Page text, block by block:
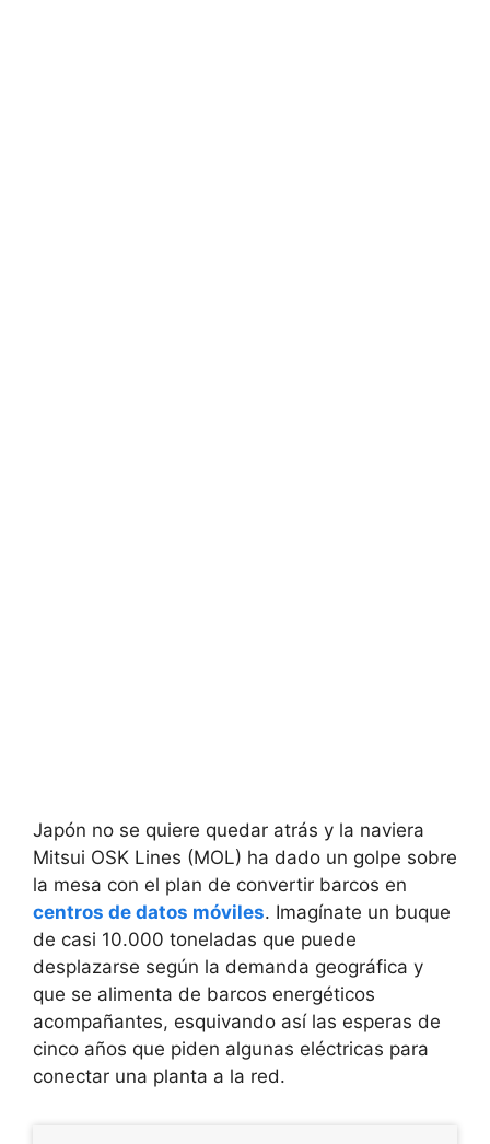
Japón no se quiere quedar atrás y la naviera
Mitsui OSK Lines (MOL) ha dado un golpe sobre
la mesa con el plan de convertir barcos en
centros de datos móviles. Imagínate un buque
de casi 10.000 toneladas que puede
desplazarse según la demanda geográfica y
que se alimenta de barcos energéticos
acompañantes, esquivando así las esperas de
cinco años que piden algunas eléctricas para
conectar una planta a la red.